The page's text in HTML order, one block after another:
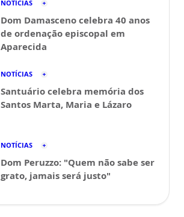
NOTÍCIAS
Dom Damasceno celebra 40 anos
de ordenação episcopal em
Aparecida
NOTÍCIAS
Santuário celebra memória dos
Santos Marta, Maria e Lázaro
NOTÍCIAS
Dom Peruzzo: "Quem não sabe ser
grato, jamais será justo"